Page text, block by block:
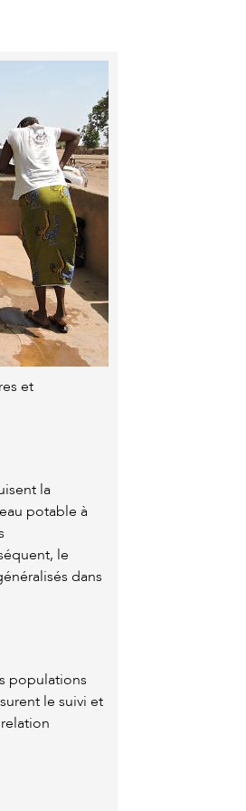
et
la
potable à
le
dans
populations
le suivi et